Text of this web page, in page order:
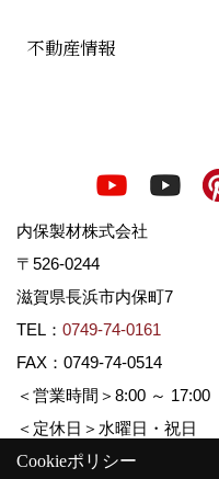
不動産情報
内保製材株式会社
〒526-0244
滋賀県長浜市内保町7
TEL： 0749-74-0161
FAX：0749-74-0514
＜営業時間＞8:00 ～ 17:00
＜定休日＞水曜日・祝日
Cookieポリシー